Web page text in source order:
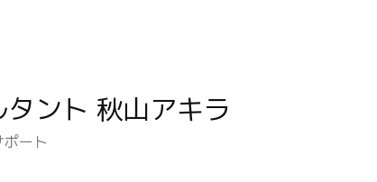
ント 秋山アキラ
ート